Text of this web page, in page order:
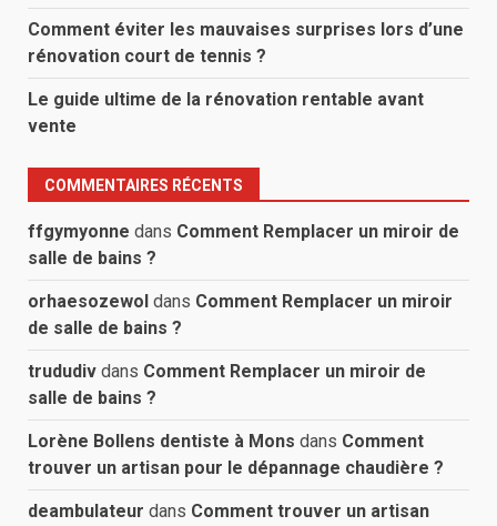
Comment éviter les mauvaises surprises lors d’une
rénovation court de tennis ?
Le guide ultime de la rénovation rentable avant
vente
COMMENTAIRES RÉCENTS
ffgymyonne dans Comment Remplacer un miroir de
salle de bains ?
orhaesozewol dans Comment Remplacer un miroir
de salle de bains ?
trududiv dans Comment Remplacer un miroir de
salle de bains ?
Lorène Bollens dentiste à Mons dans Comment
trouver un artisan pour le dépannage chaudière ?
deambulateur dans Comment trouver un artisan